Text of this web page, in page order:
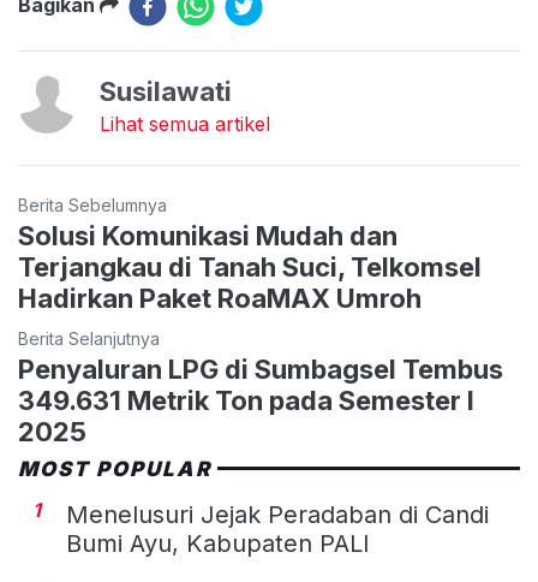
Susilawati
Lihat semua artikel
Berita Sebelumnya
Solusi Komunikasi Mudah dan
Terjangkau di Tanah Suci, Telkomsel
Hadirkan Paket RoaMAX Umroh
Berita Selanjutnya
Penyaluran LPG di Sumbagsel Tembus
349.631 Metrik Ton pada Semester I
2025
MOST POPULAR
1
Menelusuri Jejak Peradaban di Candi
Bumi Ayu, Kabupaten PALI